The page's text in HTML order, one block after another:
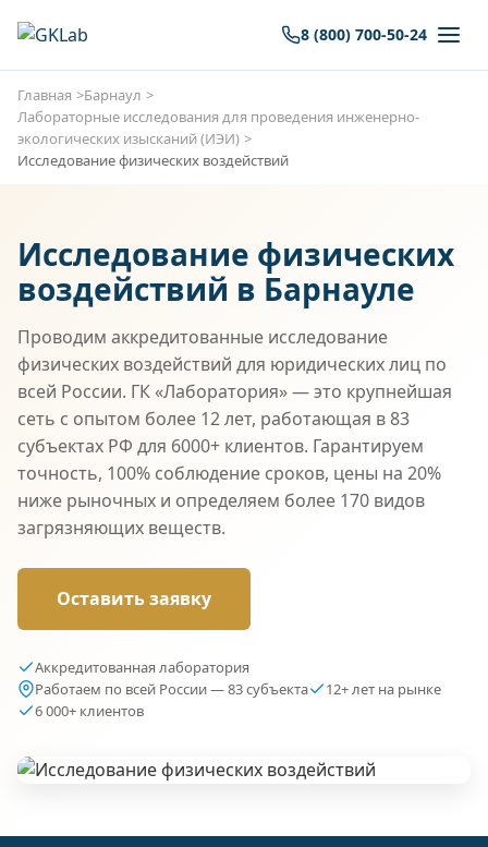
8 (800) 700-50-24
Главная
Барнаул
Лабораторные исследования для проведения инженерно-
экологических изысканий (ИЭИ)
Исследование физических воздействий
Исследование физических
воздействий в Барнауле
Проводим аккредитованные исследование
физических воздействий для юридических лиц по
всей России. ГК «Лаборатория» — это крупнейшая
сеть с опытом более 12 лет, работающая в 83
субъектах РФ для 6000+ клиентов. Гарантируем
точность, 100% соблюдение сроков, цены на 20%
ниже рыночных и определяем более 170 видов
загрязняющих веществ.
Оставить заявку
Аккредитованная лаборатория
Работаем по всей России — 83 субъекта
12+ лет на рынке
6 000+ клиентов